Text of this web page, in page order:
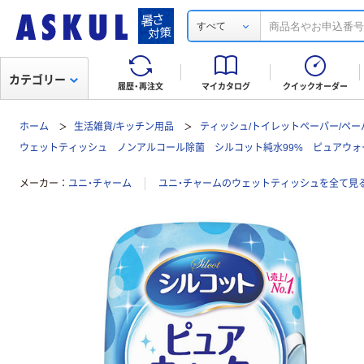
すべて
履歴・再注文 マイカタログ クイックオーダー
カテゴリー
ホーム 生活雑貨/キッチン用品
ティッシュ/トイレットペーパー/ペ
ウェットティッシュ ノンアルコール除菌 シルコット純水99% ピュアウォ
メーカー ユニ・チャーム ユニ・チャームのウェットティッシュを全て見